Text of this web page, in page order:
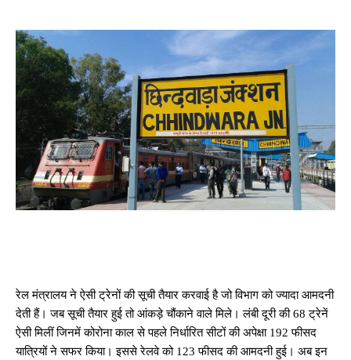
रेल मंत्रालय ने ऐसी ट्रेनों की सूची तैयार करवाई है जो विभाग को ज्यादा आमदनी
देती हैं। जब सूची तैयार हुई तो आंकड़े चौंकाने वाले मिले। लंबी दूरी की 68 ट्रेनें
ऐसी मिलीं जिनमें कोरोना काल से पहले निर्धारित सीटों की अपेक्षा 192 फीसद
यात्रियों ने सफर किया। इससे रेलवे को 123 फीसद की आमदनी हुई। अब इन